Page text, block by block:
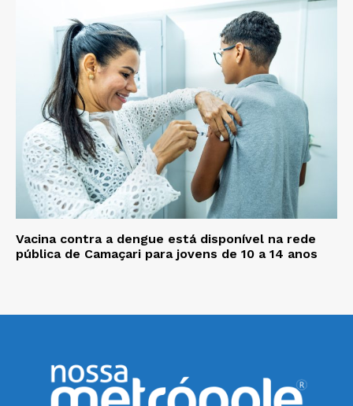
Vacina contra a dengue está disponível na rede
pública de Camaçari para jovens de 10 a 14 anos